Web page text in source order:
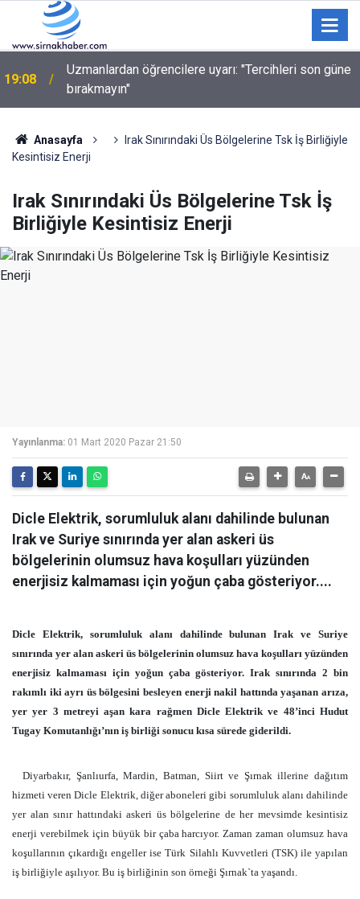
19:08
Uzmanlardan öğrencilere uyarı: "Tercihleri son güne
bırakmayın"
18:09
Ulukışla’da 10 milyon liralık kaçak makaron ele
geçirildi
Anasayfa
Irak Sınırındaki Üs Bölgelerine Tsk İş Birliğiyle
Kesintisiz Enerji
Irak Sınırındaki Üs Bölgelerine Tsk İş
Birliğiyle Kesintisiz Enerji
Yayınlanma: 01 Mart 2020 Pazar 21:50
Dicle Elektrik, sorumluluk alanı dahilinde bulunan
Irak ve Suriye sınırında yer alan askeri üs
bölgelerinin olumsuz hava koşulları yüzünden
enerjisiz kalmaması için yoğun çaba gösteriyor....
Dicle Elektrik, sorumluluk alanı dahilinde bulunan Irak ve Suriye
sınırında yer alan askeri üs bölgelerinin olumsuz hava koşulları yüzünden
enerjisiz kalmaması için yoğun çaba gösteriyor. Irak sınırında 2 bin
rakımlı iki ayrı üs bölgesini besleyen enerji nakil hattında yaşanan arıza,
yer yer 3 metreyi aşan kara rağmen Dicle Elektrik ve 48’inci Hudut
Tugay Komutanlığı’nın iş birliği sonucu kısa sürede giderildi.
Diyarbakır, Şanlıurfa, Mardin, Batman, Siirt ve Şırnak illerine dağıtım
hizmeti veren Dicle Elektrik, diğer aboneleri gibi sorumluluk alanı dahilinde
yer alan sınır hattındaki askeri üs bölgelerine de her mevsimde kesintisiz
enerji verebilmek için büyük bir çaba harcıyor. Zaman zaman olumsuz hava
koşullarının çıkardığı engeller ise Türk Silahlı Kuvvetleri (TSK) ile yapılan
iş birliğiyle aşılıyor. Bu iş birliğinin son örneği Şırnak`ta yaşandı.